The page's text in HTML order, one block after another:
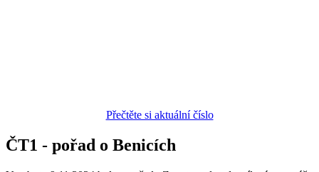
Přečtěte si aktuální číslo
ČT1 - pořad o Benicích